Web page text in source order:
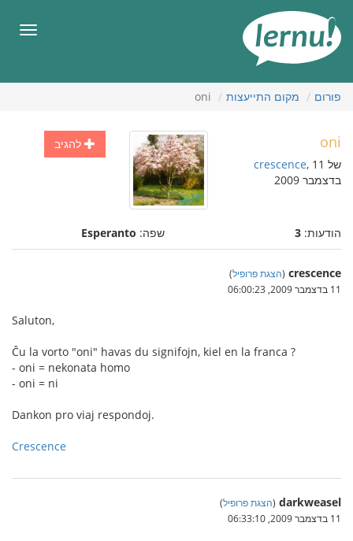
העניינים
פורום מקום התייעצות oni
להגיב oni
של crescence, 11
בדצמבר 2009
הודעות: 3 שפה: Esperanto
crescence
(הצגת פרופיל)
11 בדצמבר 2009, 06:00:23
Saluton,
Ĉu la vorto "oni" havas du signifojn, kiel en la franca ?
- oni = nekonata homo
- oni = ni
Dankon pro viaj respondoj.
Crescence
darkweasel
(הצגת פרופיל)
11 בדצמבר 2009, 06:33:10